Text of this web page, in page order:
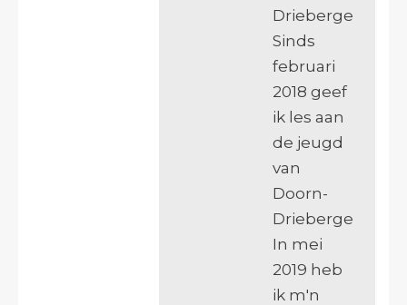
Driebergen.
Sinds
februari
2018 geef
ik les aan
de jeugd
van
Doorn-
Driebergen.
In mei
2019 heb
ik m'n